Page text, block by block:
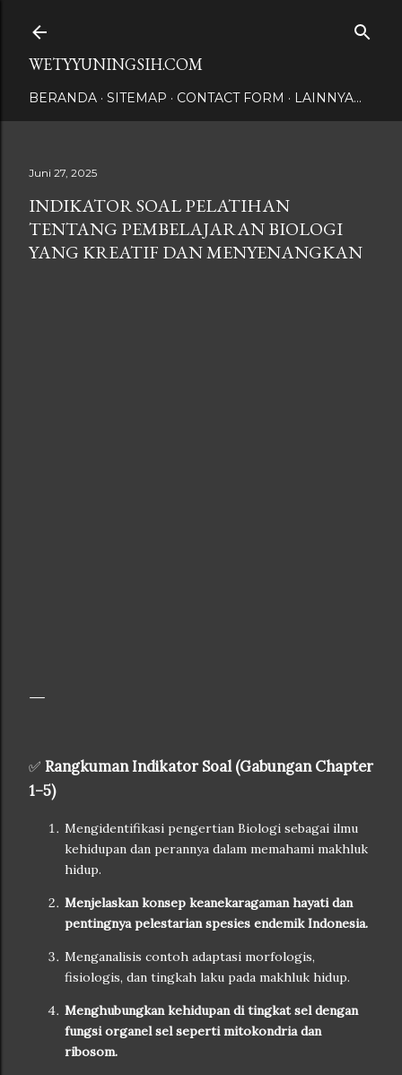
WETYYUNINGSIH.COM
BERANDA SITEMAP CONTACT FORM LAINNYA…
Juni 27, 2025
INDIKATOR SOAL PELATIHAN
TENTANG PEMBELAJARAN BIOLOGI
YANG KREATIF DAN MENYENANGKAN
✅ Rangkuman Indikator Soal (Gabungan Chapter
1–5)
Mengidentifikasi pengertian Biologi sebagai ilmu
kehidupan dan perannya dalam memahami makhluk
hidup.
Menjelaskan konsep keanekaragaman hayati dan
pentingnya pelestarian spesies endemik Indonesia.
Menganalisis contoh adaptasi morfologis,
fisiologis, dan tingkah laku pada makhluk hidup.
Menghubungkan kehidupan di tingkat sel dengan
fungsi organel sel seperti mitokondria dan
ribosom.